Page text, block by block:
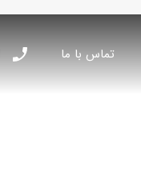
تماس با ما